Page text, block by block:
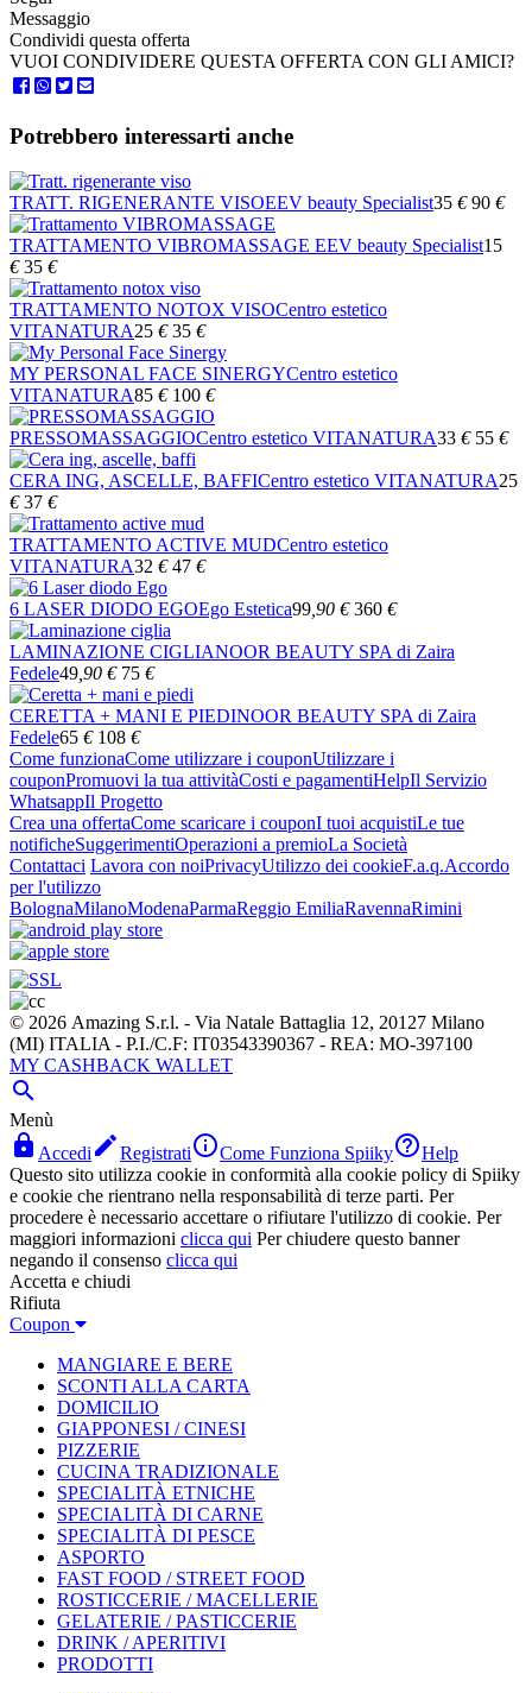
Messaggio
Condividi questa offerta
VUOI CONDIVIDERE QUESTA OFFERTA CON GLI AMICI?
Potrebbero interessarti anche
TRATT. RIGENERANTE VISOEEV beauty Specialist35 € 90 €
TRATTAMENTO VIBROMASSAGE EEV beauty Specialist15
€ 35 €
TRATTAMENTO NOTOX VISOCentro estetico
VITANATURA25 € 35 €
MY PERSONAL FACE SINERGYCentro estetico
VITANATURA85 € 100 €
PRESSOMASSAGGIOCentro estetico VITANATURA33 € 55 €
CERA ING, ASCELLE, BAFFICentro estetico VITANATURA25
€ 37 €
TRATTAMENTO ACTIVE MUDCentro estetico
VITANATURA32 € 47 €
6 LASER DIODO EGOEgo Estetica99,90 € 360 €
LAMINAZIONE CIGLIANOOR BEAUTY SPA di Zaira
Fedele49,90 € 75 €
CERETTA + MANI E PIEDINOOR BEAUTY SPA di Zaira
Fedele65 € 108 €
Come funzionaCome utilizzare i couponUtilizzare i
couponPromuovi la tua attivitàCosti e pagamentiHelpIl Servizio
WhatsappIl Progetto
Crea una offertaCome scaricare i couponI tuoi acquistiLe tue
notificheSuggerimentiOperazioni a premioLa Società
Contattaci Lavora con noiPrivacyUtilizzo dei cookieF.a.q.Accordo
per l'utilizzo
BolognaMilanoModenaParmaReggio EmiliaRavennaRimini
© 2026 Amazing S.r.l. - Via Natale Battaglia 12, 20127 Milano
(MI) ITALIA - P.I./C.F: IT03543390367 - REA: MO-397100
MY CASHBACK WALLET

Menù
 AccediRegistratiCome Funziona SpiikyHelp
Questo sito utilizza cookie in conformità alla cookie policy di Spiiky
e cookie che rientrano nella responsabilità di terze parti. Per
procedere è necessario accettare o rifiutare l'utilizzo di cookie. Per
maggiori informazioni clicca qui Per chiudere questo banner
negando il consenso clicca qui
Accetta e chiudi
Rifiuta
Coupon
MANGIARE E BERE
SCONTI ALLA CARTA
DOMICILIO
GIAPPONESI / CINESI
PIZZERIE
CUCINA TRADIZIONALE
SPECIALITÀ ETNICHE
SPECIALITÀ DI CARNE
SPECIALITÀ DI PESCE
ASPORTO
FAST FOOD / STREET FOOD
ROSTICCERIE / MACELLERIE
GELATERIE / PASTICCERIE
DRINK / APERITIVI
PRODOTTI